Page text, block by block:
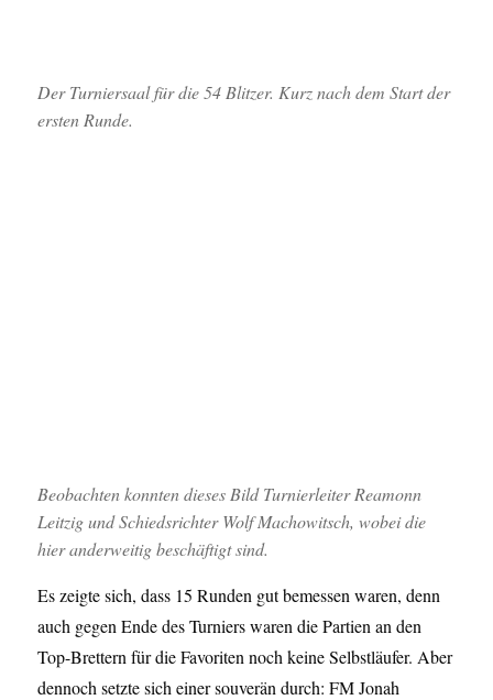
Der Turniersaal für die 54 Blitzer. Kurz nach dem Start der
ersten Runde.
Beobachten konnten dieses Bild Turnierleiter Reamonn
Leitzig und Schiedsrichter Wolf Machowitsch, wobei die
hier anderweitig beschäftigt sind.
Es zeigte sich, dass 15 Runden gut bemessen waren, denn
auch gegen Ende des Turniers waren die Partien an den
Top-Brettern für die Favoriten noch keine Selbstläufer. Aber
dennoch setzte sich einer souverän durch: FM Jonah